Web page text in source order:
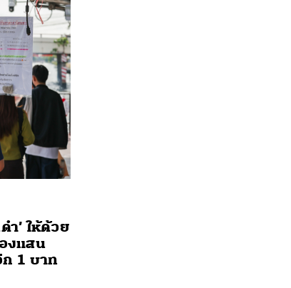
ำ’ ให้ด้วย
งแสน
1 บาท